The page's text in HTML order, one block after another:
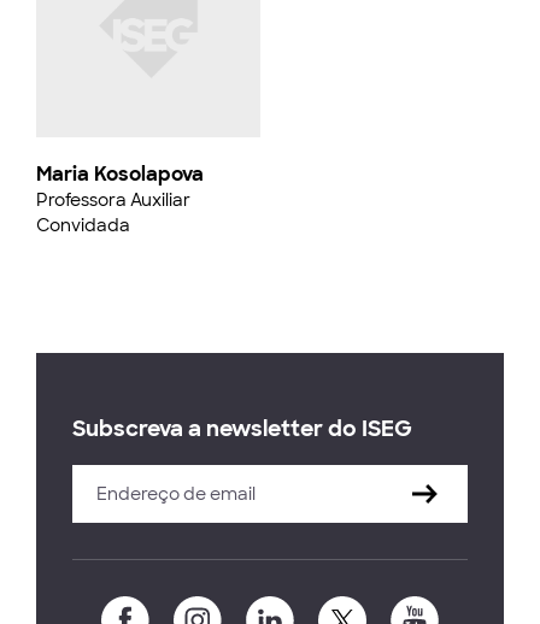
Maria Kosolapova
Professora Auxiliar
Convidada
Subscreva a newsletter do ISEG